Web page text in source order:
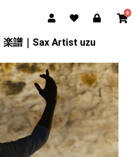
0
楽譜｜Sax Artist uzu